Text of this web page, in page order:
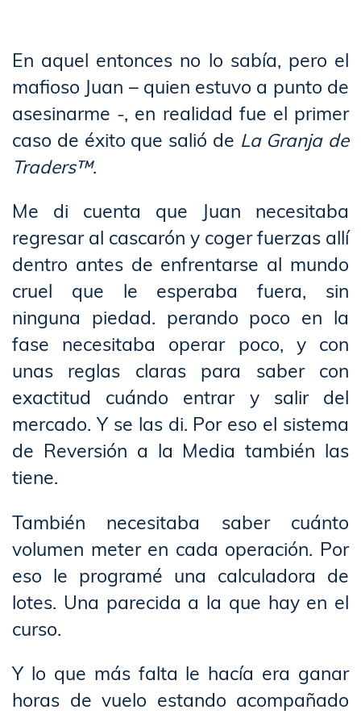
En aquel entonces no lo sabía, pero el
mafioso Juan – quien estuvo a punto de
asesinarme -, en realidad fue el primer
caso de éxito que salió de La Granja de
Traders™.
Me di cuenta que Juan necesitaba
regresar al cascarón y coger fuerzas allí
dentro antes de enfrentarse al mundo
cruel que le esperaba fuera, sin
ninguna piedad. perando poco en la
fase necesitaba operar poco, y con
unas reglas claras para saber con
exactitud cuándo entrar y salir del
mercado. Y se las di. Por eso el sistema
de Reversión a la Media también las
tiene.
También necesitaba saber cuánto
volumen meter en cada operación. Por
eso le programé una calculadora de
lotes. Una parecida a la que hay en el
curso.
Y lo que más falta le hacía era ganar
horas de vuelo estando acompañado